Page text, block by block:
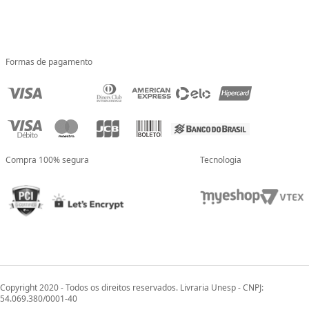
Formas de pagamento
Compra 100% segura Tecnologia
Copyright 2020 - Todos os direitos reservados. Livraria Unesp - CNPJ:
54.069.380/0001-40